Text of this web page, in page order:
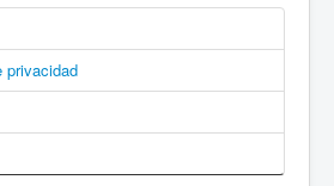
a member?
ZaragozaRoller!
privacidad